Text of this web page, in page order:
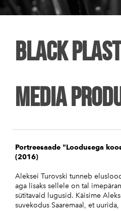
Black
Media
Portreesaade "Loodusega
(2016)
Aleksei Turovski tunneb
aga lisaks sellele on tal
sütitavaid lugusid. Käisime
suvekodus Saaremaal, et